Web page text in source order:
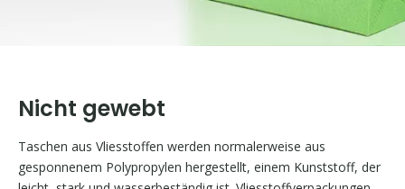
Nicht gewebt
Taschen aus Vliesstoffen werden normalerweise aus
gesponnenem Polypropylen hergestellt, einem Kunststoff, der